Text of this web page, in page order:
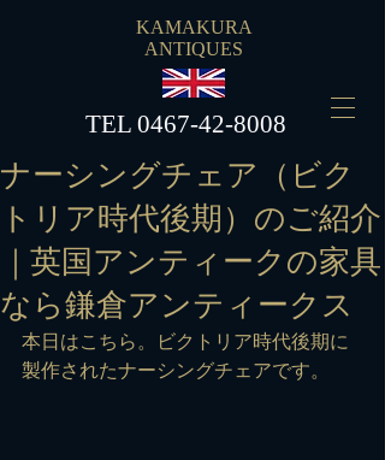
KAMAKURA
ANTIQUES
​TEL 0467-42-8008
ナーシングチェア（ビク
トリア時代後期）のご紹介
｜英国アンティークの家具
なら鎌倉アンティークス
本日はこちら。ビクトリア時代後期に
製作されたナーシングチェアです。